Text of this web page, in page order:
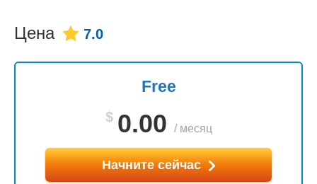
Цена 7.0
Free
$ 0.00 / месяц
Начните сейчас